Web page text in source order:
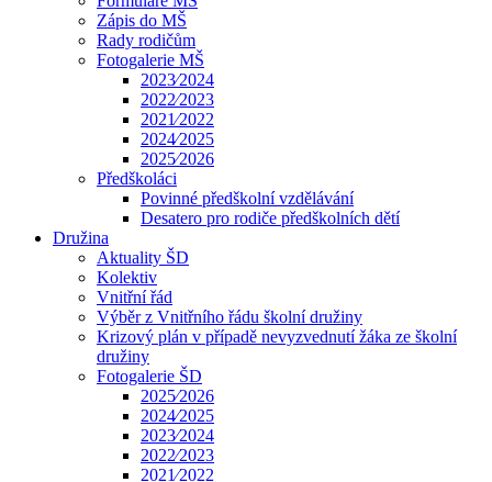
Zápis do MŠ
Rady rodičům
Fotogalerie MŠ
2023⁄2024
2022⁄2023
2021⁄2022
2024⁄2025
2025⁄2026
Předškoláci
Povinné předškolní vzdělávání
Desatero pro rodiče předškolních dětí
Družina
Aktuality ŠD
Kolektiv
Vnitřní řád
Výběr z Vnitřního řádu školní družiny
Krizový plán v případě nevyzvednutí žáka ze školní
družiny
Fotogalerie ŠD
2025⁄2026
2024⁄2025
2023⁄2024
2022⁄2023
2021⁄2022